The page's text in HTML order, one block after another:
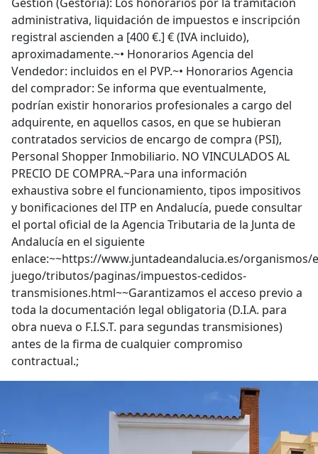
administrativa, liquidación de impuestos e inscripción
registral ascienden a [400 €.] € (IVA incluido),
aproximadamente.~• Honorarios Agencia del
Vendedor: incluidos en el PVP.~• Honorarios Agencia
del comprador: Se informa que eventualmente,
podrían existir honorarios profesionales a cargo del
adquirente, en aquellos casos, en que se hubieran
contratados servicios de encargo de compra (PSI),
Personal Shopper Inmobiliario. NO VINCULADOS AL
PRECIO DE COMPRA.~Para una información
exhaustiva sobre el funcionamiento, tipos impositivos
y bonificaciones del ITP en Andalucía, puede consultar
el portal oficial de la Agencia Tributaria de la Junta de
Andalucía en el siguiente
enlace:~~https://www.juntadeandalucia.es/
juego/tributos/paginas/impuestos-cedidos-
transmisiones.html~~Garantizamos el acceso previo a
toda la documentación legal obligatoria (D.I.A. para
obra nueva o F.I.S.T. para segundas transmisiones)
antes de la firma de cualquier compromiso
contractual.;